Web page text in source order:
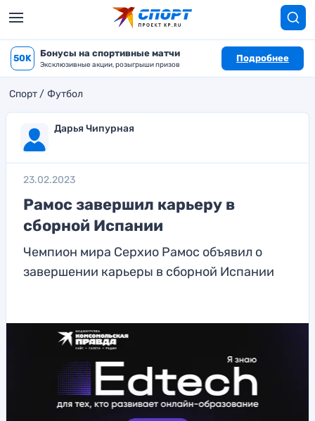
50K Бонусы на спортивные матчи
Эксклюзивные акции, розыгрыши призов
Подробнее
Спорт Футбол
Дарья Чипурная
23.02.2023
Рамос завершил карьеру в
сборной Испании
Чемпион мира Серхио Рамос объявил о
завершении карьеры в сборной Испании